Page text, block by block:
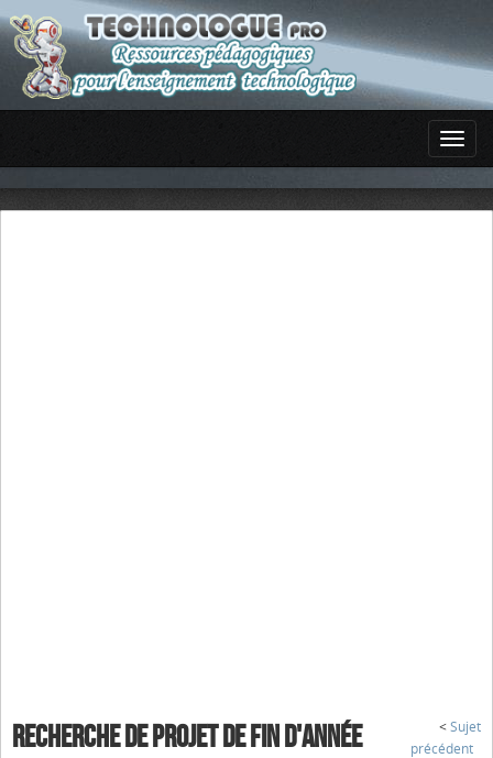
RECHERCHE DE PROJET DE FIN D'ANNÉE < Sujet
précédent